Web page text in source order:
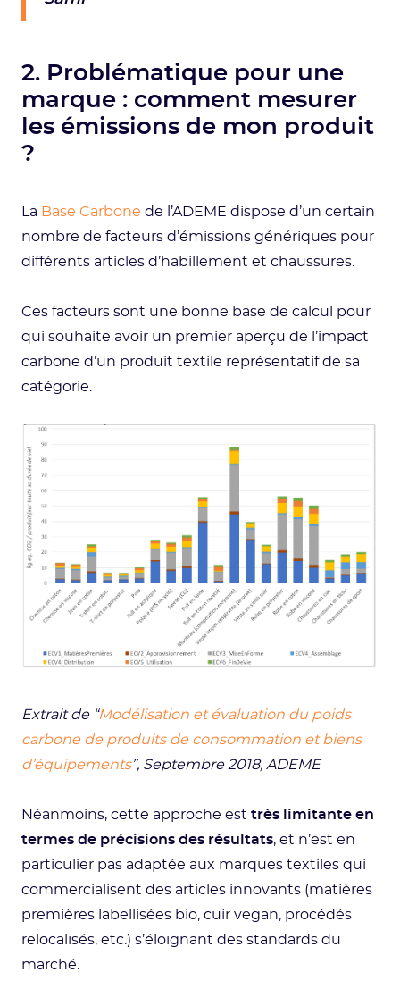
2. Problématique pour une
marque : comment mesurer
les émissions de mon produit
?
La Base Carbone de l’ADEME dispose d’un certain
nombre de facteurs d’émissions génériques pour
différents articles d’habillement et chaussures.
Ces facteurs sont une bonne base de calcul pour
qui souhaite avoir un premier aperçu de l’impact
carbone d’un produit textile représentatif de sa
catégorie.
Extrait de “Modélisation et évaluation du poids
carbone de produits de consommation et biens
d’équipements”, Septembre 2018, ADEME
Néanmoins, cette approche est très limitante en
termes de précisions des résultats, et n’est en
particulier pas adaptée aux marques textiles qui
commercialisent des articles innovants (matières
premières labellisées bio, cuir vegan, procédés
relocalisés, etc.) s’éloignant des standards du
marché.